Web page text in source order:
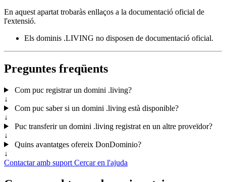
En aquest apartat trobaràs enllaços a la documentació oficial de
l'extensió.
Els dominis .LIVING no disposen de documentació oficial.
Preguntes freqüents
Com puc registrar un domini .living?
↓
Com puc saber si un domini .living està disponible?
↓
Puc transferir un domini .living registrat en un altre proveïdor?
↓
Quins avantatges ofereix DonDominio?
↓
Contactar amb suport Cercar en l'ajuda